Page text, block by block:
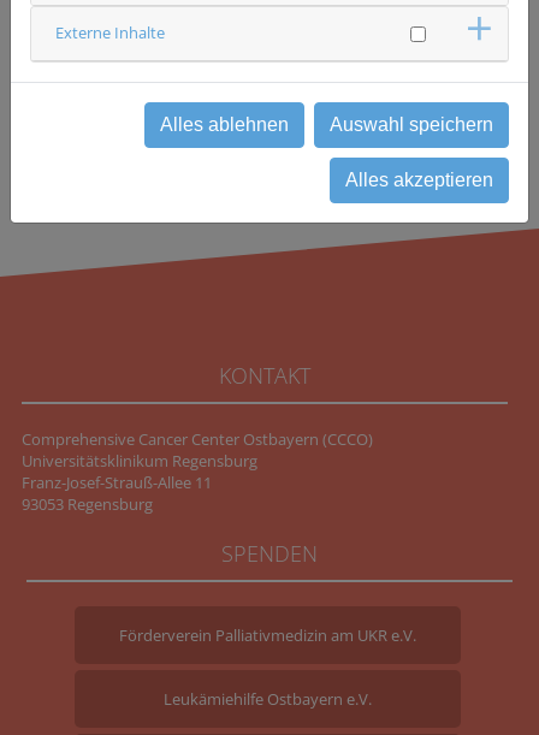
zurück
KONTAKT
Comprehensive Cancer Center Ostbayern (CCCO)
Universitätsklinikum Regensburg
Franz-Josef-Strauß-Allee 11
93053 Regensburg
SPENDEN
Förderverein Palliativmedizin am UKR e.V.
Leukämiehilfe Ostbayern e.V.
Externe Inhalte
Alles ablehnen Auswahl speichern
Alles akzeptieren